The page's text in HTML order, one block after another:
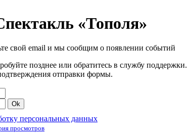
«Тополя»
свой email и мы сообщим о появлении событий
позднее или обратитесь в службу поддержки.
отправки формы.
Ok
персональных данных
просмотров